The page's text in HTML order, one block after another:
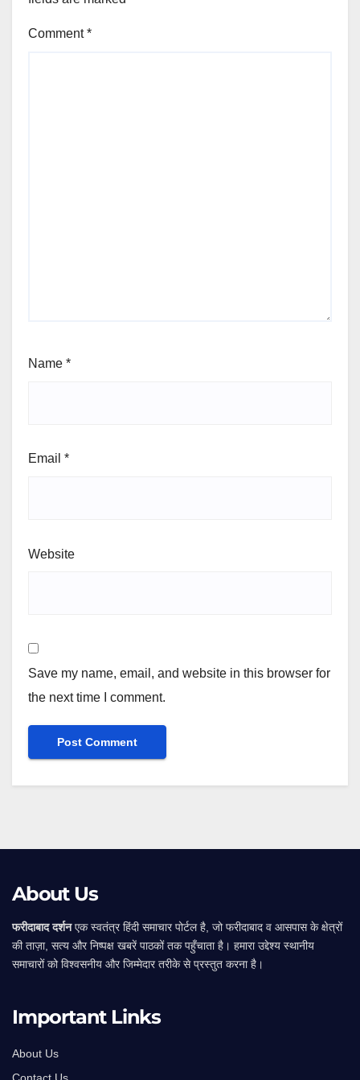
Comment*
Name *
Email *
Website
Save my name, email, and website in this browser for
the next time I comment.
About Us
फरीदाबाद दर्शनएक स्वतंत्र हिंदी समाचार पोर्टल है, जो फरीदाबाद व आसपास के क्षेत्रों
की ताज़ा, सत्य और निष्पक्ष खबरें पाठकों तक पहुँचाता है। हमारा उद्देश्य स्थानीय
समाचारों को विश्वसनीय और जिम्मेदार तरीके से प्रस्तुत करना है।
Important Links
About Us